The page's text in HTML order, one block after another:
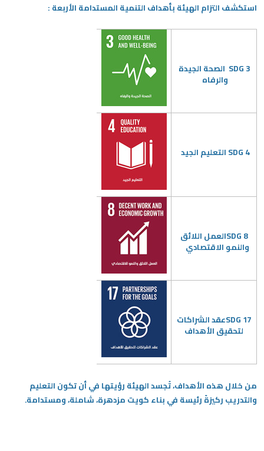
استكشف التزام الهيئة بأهداف التنمية المستدامة الأربعة :
SDG 3 الصحة الجيدة
والرفاه
SDG 4 التعليم الجيد
SDG 8العمل اللائق
والنمو الاقتصادي
SDG 17عقد الشراكات
لتحقيق الأهداف
من خلال هذه الأهداف، تُجسد الهيئة رؤيتها في أن تكون التعليم
والتدريب ركيزةً رئيسة في بناء كويت مزدهرة، شاملة، ومستدامة.